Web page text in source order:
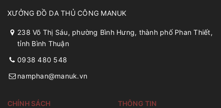
XƯỞNG ĐỒ DA THỦ CÔNG MANUK
238 Võ Thị Sáu, phường Bình Hưng, thành phố Phan Thiết,
tỉnh Bình Thuận
0938 480 548
namphan@manuk.vn
CHÍNH SÁCH THÔNG TIN